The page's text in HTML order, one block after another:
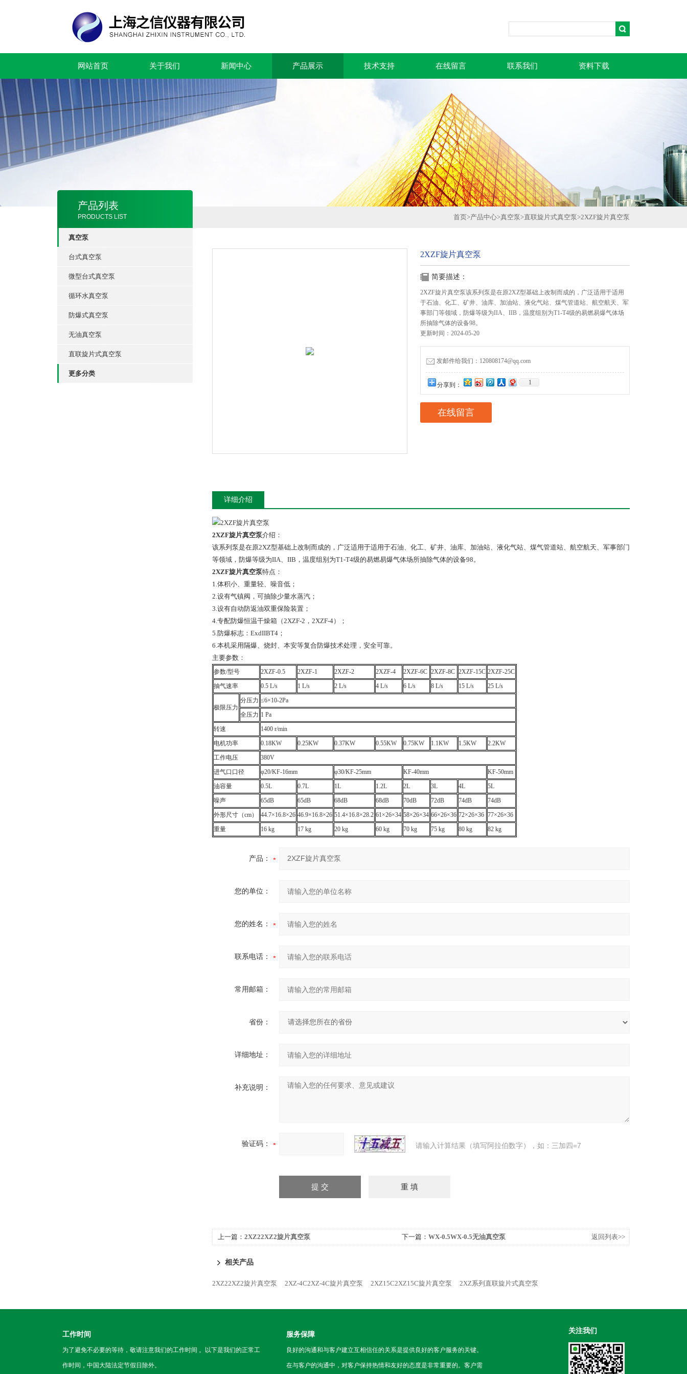
网站首页 关于我们 新闻中心 产品展示 技术支持 在线留言 联系我们 资料下载
产品列表
PRODUCTS LIST
真空泵
台式真空泵
微型台式真空泵
循环水真空泵
防爆式真空泵
无油真空泵
直联旋片式真空泵
更多分类
首页>产品中心>真空泵>直联旋片式真空泵>2XZF旋片真空泵
2XZF旋片真空泵
简要描述：
2XZF旋片真空泵该系列泵是在原2XZ型基础上改制而成的，广泛适用于适用
于石油、化工、矿井、油库、加油站、液化气站、煤气管道站、航空航天、军
事部门等领域，防爆等级为IIA、IIB，温度组别为T1-T4级的易燃易爆气体场
所抽除气体的设备98。
更新时间：2024-05-20
发邮件给我们：120808174@qq.com
分享到： 1
在线留言
详细介绍
2XZF旋片真空泵介绍：
该系列泵是在原2XZ型基础上改制而成的，广泛适用于适用于石油、化工、矿井、油库、加油站、液化气站、煤气管道站、航空航天、军事部门
等领域，防爆等级为IIA、IIB，温度组别为T1-T4级的易燃易爆气体场所抽除气体的设备98。
2XZF旋片真空泵特点 ：
1.体积小、重量轻、噪音低；
2.设有气镇阀，可抽除少量水蒸汽；
3.设有自动防返油双重保险装置；
4.专配防爆恒温干燥箱（2XZF-2，2XZF-4）；
5.防爆标志：ExdIIBT4；
6.本机采用隔爆、烧封、本安等复合防爆技术处理，安全可靠。
主要参数 ：
参数/型号 2XZF-0.5 2XZF-1 2XZF-2 2XZF-4 2XZF-6C 2XZF-8C 2XZF-15C 2XZF-25C
抽气速率
0.5 L/s 1 L/s 2 L/s 4 L/s 6 L/s 8 L/s 15 L/s 25 L/s
极限压力
分压力 ≤6×10-2Pa
全压力 1 Pa
转速
1400 r/min
电机功率
0.18KW 0.25KW 0.37KW 0.55KW 0.75KW 1.1KW 1.5KW
2.2KW
工作电压
380V
进气口口径
φ20/KF-16mm φ30/KF-25mm KF-40mm
KF-50mm
油容量
0.5L 0.7L 1L 1.2L 2L 3L 4L
5L
噪声
65dB 65dB 68dB 68dB 70dB 72dB 74dB
74dB
外形尺寸（cm）
44.7×16.8×26 46.9×16.8×26 51.4×16.8×28.2 61×26×34 58×26×34 66×26×36 72×26×36 77×26×36
重量
16 kg 17 kg 20 kg 60 kg 70 kg 75 kg 80 kg 82 kg
产品：
您的单位：
您的姓名：
联系电话：
常用邮箱：
省份：
详细地址：
补充说明：
验证码： 请输入计算结果（填写阿拉伯数字），如：三加四=7
上一篇： 2XZ22XZ2旋片真空泵 下一篇： WX-0.5WX-0.5无油真空泵 返回列表>>
相关产品
2XZ22XZ2旋片真空泵 2XZ-4C2XZ-4C旋片真空泵 2XZ15C2XZ15C旋片真空泵 2XZ系列直联旋片式真空泵
工作时间
为了避免不必要的等待，敬请注意我们的工作时间 。以下是我们的正常工
作时间，中国大陆法定节假日除外。
服务保障
良好的沟通和与客户建立互相信任的关系是提供良好的客户服务的关键。
在与客户的沟通中，对客户保持热情和友好的态度是非常重要的。客户需
关注我们